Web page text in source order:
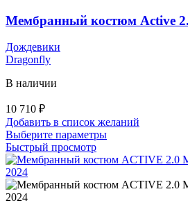
выбрать
на
Мембранный костюм Active
Дождевики
Dragonfly
В наличии
10 710 ₽
Добавить в список желаний
Выберите параметрыЭтот
имеет
вариаций.
Быстрый просмотр